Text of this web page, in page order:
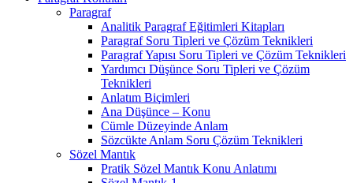
Paragraf
Analitik Paragraf Eğitimleri Kitapları
Paragraf Soru Tipleri ve Çözüm Teknikleri
Paragraf Yapısı Soru Tipleri ve Çözüm Teknikleri
Yardımcı Düşünce Soru Tipleri ve Çözüm
Teknikleri
Anlatım Biçimleri
Ana Düşünce – Konu
Cümle Düzeyinde Anlam
Sözcükte Anlam Soru Çözüm Teknikleri
Sözel Mantık
Pratik Sözel Mantık Konu Anlatımı